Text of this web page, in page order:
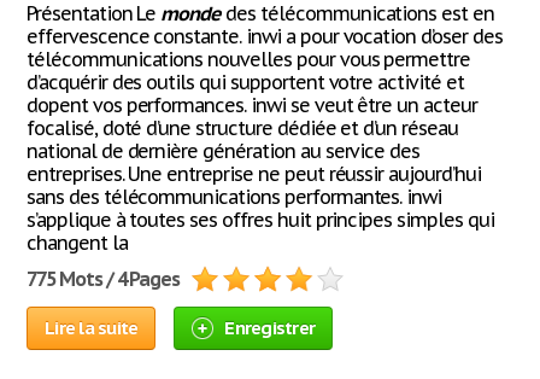
Présentation Le mondedes télécommunications est en
effervescence constante. inwi a pour vocation d’oser des
télécommunications nouvelles pour vous permettre
d’acquérir des outils qui supportent votre activité et
dopent vos performances. inwi se veut être un acteur
focalisé, doté d’une structure dédiée et d’un réseau
national de dernière génération au service des
entreprises. Une entreprise ne peut réussir aujourd’hui
sans des télécommunications performantes. inwi
s’applique à toutes ses offres huit principes simples qui
changent la
775 Mots / 4 Pages
Lire la suite Enregistrer